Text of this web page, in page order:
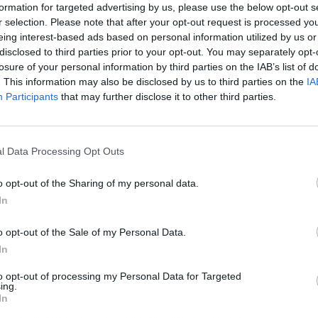
for targeted advertising by us, please use the below opt-out
selection. Please note that after your opt-out request is processed
interest-based ads based on personal information utilized by us
to third parties prior to your opt-out. You may separately
of your personal information by third parties on the IAB’s list of
This information may also be disclosed by us to third parties on the
Participants that may further disclose it to other third parties.
Data Processing Opt Outs
opt-out of the Sharing of my personal data.
opt-out of the Sale of my Personal Data.
opt-out of processing my Personal Data for Targeted
activation nelle maggiori città,
anche offline, pur restando
di LENE, che - senza alcun
- si propone come nuovo player
“senza pensieri”, come
l’intera comunicazione.
ai clienti che cercano nel
di relazione con il brand,
distintiva, rapida e
Zampone